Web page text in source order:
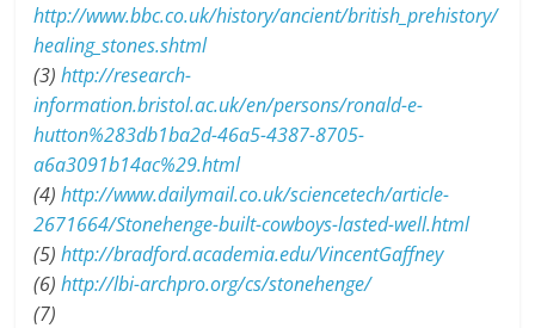
http://www.bbc.co.uk/history/ancient/british_prehistory/
healing_stones.shtml
(3)http://research-
information.bristol.ac.uk/en/persons/ronald-e-
hutton%283db1ba2d-46a5-4387-8705-
a6a3091b14ac%29.html
(4)http://www.dailymail.co.uk/sciencetech/article-
2671664/Stonehenge-built-cowboys-lasted-well.html
(5)http://bradford.academia.edu/VincentGaffney
(6)http://lbi-archpro.org/cs/stonehenge/
(7)